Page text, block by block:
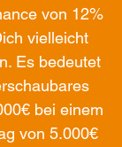
von 12%
vielleicht
Es bedeutet
bei einem
von 5.000€